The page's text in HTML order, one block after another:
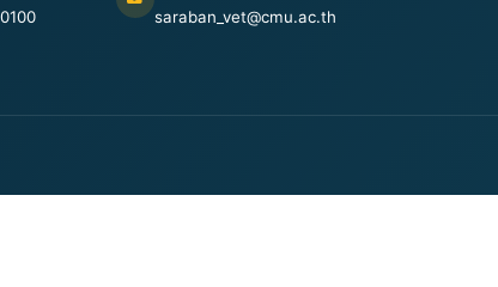
saraban_vet@cmu.ac.th